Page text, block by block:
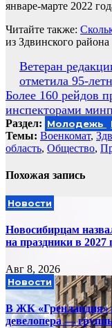
январе-марте 2022
Читайте также:
из Здвинского района
Навигация
по
записям
Ветеран
отметила 95-
Более 160 рейдов
инспекторами
Раздел: Молодежь
Темы: Военкомат,
область, Общество,
Похожая запись
Новости
Новосибирцам
на праздники в 2027
Авг 8, 2026
Новости
В ЖК «Гренландия»
девелопера —